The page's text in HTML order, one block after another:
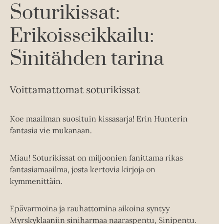
Soturikissat:
Erikoisseikkailu:
Sinitähden tarina
Voittamattomat soturikissat
Koe maailman suosituin kissasarja! Erin Hunterin
fantasia vie mukanaan.
Miau! Soturikissat on miljoonien fanittama rikas
fantasiamaailma, josta kertovia kirjoja on
kymmenittäin.
Epävarmoina ja rauhattomina aikoina syntyy
Myrskyklaaniin siniharmaa naaraspentu, Sinipentu.